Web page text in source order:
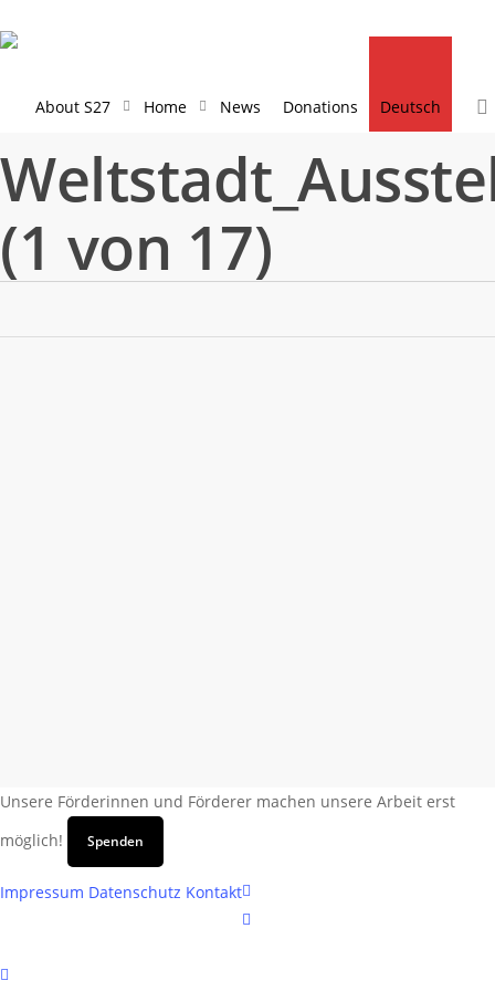
to
contentAbout S27 Home News Donations Deutsch
(1 von 17)
Unsere Förderinnen und Förderer machen unsere Arbeit erst
möglich!
Spenden
Impressum Datenschutz Kontaktfacebook
instagram